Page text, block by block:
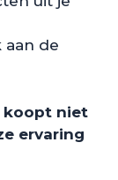
aan de
koopt niet
ervaring